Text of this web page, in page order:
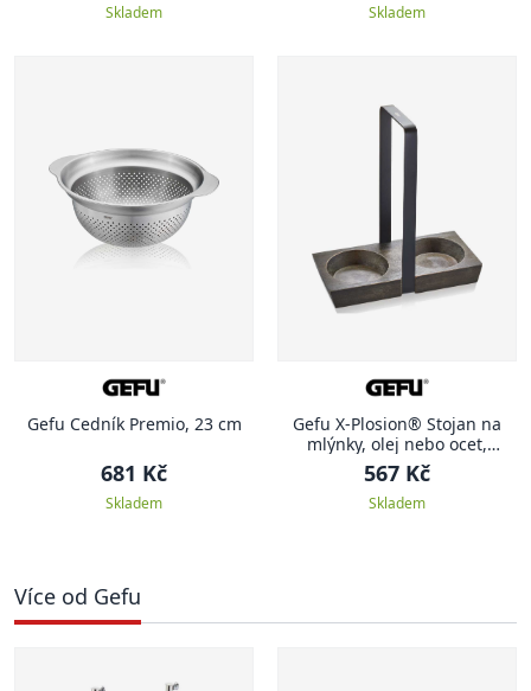
Skladem Skladem
Gefu Cedník Premio, 23 cm
681 Kč
Skladem
Gefu X-Plosion® Stojan na
mlýnky, olej nebo ocet,
velikost M
567 Kč
Skladem
Více od Gefu